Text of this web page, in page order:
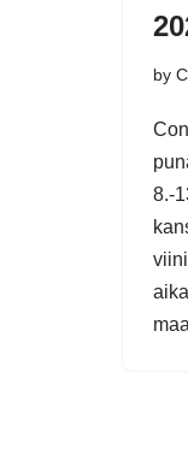
by
8.-